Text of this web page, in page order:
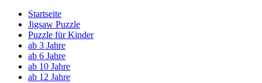
Startseite
Jigsaw Puzzle
Puzzle für Kinder
ab 3 Jahre
ab 6 Jahre
ab 10 Jahre
ab 12 Jahre